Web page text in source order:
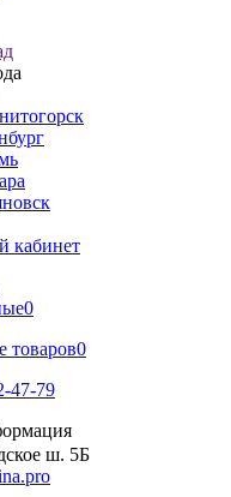
кабинет
0
товаров0
47-79
ш. 5Б